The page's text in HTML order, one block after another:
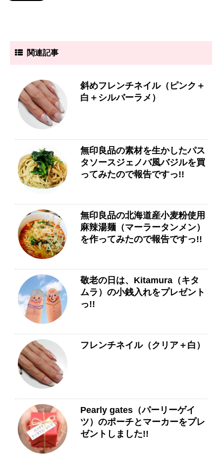
関連記事
斜めフレンチネイル（ピンク＋
白＋シルバーラメ）
無印良品の素材を生かしたパス
タソースジェノバ風バジルを買
ってみたので報告ですっ!!
無印良品の北海道産小麦粉使用
麻辣湯麺（マーラータンメン）
を作ってみたので報告ですっ!!
敬老の日は、Kitamura（キタ
ムラ）の小銭入れをプレゼント
っ!!
フレンチネイル（クリア＋白）
Pearly gates（パーリーゲイ
ツ）のポーチとマーカーをプレ
ゼントしました!!